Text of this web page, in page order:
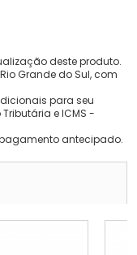
deste produto.
Grande do Sul, com
para seu
e ICMS -
antecipado.